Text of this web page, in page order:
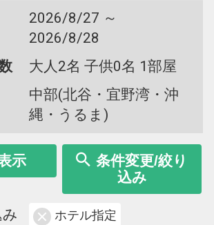
2026/8/27 ～
2026/8/28
大人2名 子供0名 1部屋
中部(北谷・宜野湾・沖
縄・うるま)
示
条件変更/絞り
込み
ホテル指定